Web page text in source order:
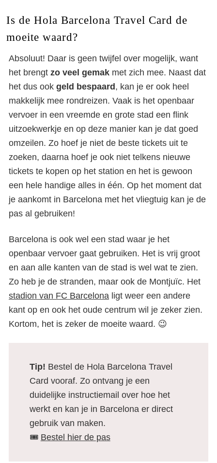
Is de Hola Barcelona Travel Card de
moeite waard?
Absoluut! Daar is geen twijfel over mogelijk, want
het brengt zo veel gemak met zich mee. Naast dat
het dus ook geld bespaard , kan je er ook heel
makkelijk mee rondreizen. Vaak is het openbaar
vervoer in een vreemde en grote stad een flink
uitzoekwerkje en op deze manier kan je dat goed
omzeilen. Zo hoef je niet de beste tickets uit te
zoeken, daarna hoef je ook niet telkens nieuwe
tickets te kopen op het station en het is gewoon
een hele handige alles in één. Op het moment dat
je aankomt in Barcelona met het vliegtuig kan je de
pas al gebruiken!
Barcelona is ook wel een stad waar je het
openbaar vervoer gaat gebruiken. Het is vrij groot
en aan alle kanten van de stad is wel wat te zien.
Zo heb je de stranden, maar ook de Montjuïc. Het
stadion van FC Barcelona ligt weer een andere
kant op en ook het oude centrum wil je zeker zien.
Kortom, het is zeker de moeite waard. 😉
Tip! Bestel de Hola Barcelona Travel
Card vooraf. Zo ontvang je een
duidelijke instructiemail over hoe het
werkt en kan je in Barcelona er direct
gebruik van maken.
🎟️ Bestel hier de pas